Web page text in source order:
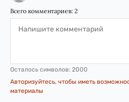
Всего комментариев: 2
Осталось символов: 2000
Авторизуйтесь, чтобы иметь
материалы